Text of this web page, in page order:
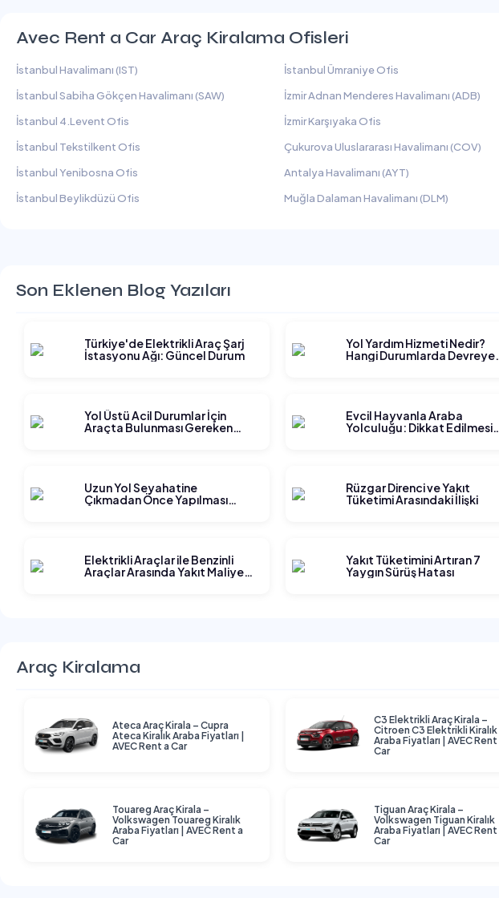
Avec Rent a Car Araç Kiralama Ofisleri
İstanbul Havalimanı (IST)
İstanbul Sabiha Gökçen Havalimanı (SAW)
İstanbul 4.Levent Ofis
İstanbul Tekstilkent Ofis
İstanbul Yenibosna Ofis
İstanbul Beylikdüzü Ofis
İstanbul Ümraniye Ofis
İzmir Adnan Menderes Havalimanı (ADB)
İzmir Karşıyaka Ofis
Çukurova Uluslararası Havalimanı (COV)
Antalya Havalimanı (AYT)
Muğla Dalaman Havalimanı (DLM)
Son Eklenen Blog Yazıları
Türkiye'de Elektrikli Araç Şarj
İstasyonu Ağı: Güncel Durum
Yol Yardım Hizmeti Nedir?
Hangi Durumlarda Devreye
Yol Üstü Acil Durumlar İçin
Araçta Bulunması Gereken
Evcil Hayvanla Araba
Yolculuğu: Dikkat Edilmesi
Uzun Yol Seyahatine
Çıkmadan Önce Yapılması
Rüzgar Direnci ve Yakıt
Tüketimi Arasındaki İlişki
Elektrikli Araçlar ile Benzinli
Araçlar Arasında Yakıt Maliyeti
Yakıt Tüketimini Artıran 7
Yaygın Sürüş Hatası
Araç Kiralama
Ateca Araç Kirala – Cupra
Ateca Kiralık Araba Fiyatları |
AVEC Rent a Car
C3 Elektrikli Araç Kirala –
Citroen C3 Elektrikli Kiralık
Araba Fiyatları | AVEC Rent
Car
Touareg Araç Kirala –
Volkswagen Touareg Kiralık
Araba Fiyatları | AVEC Rent a
Car
Tiguan Araç Kirala –
Volkswagen Tiguan Kiralık
Araba Fiyatları | AVEC Rent
Car